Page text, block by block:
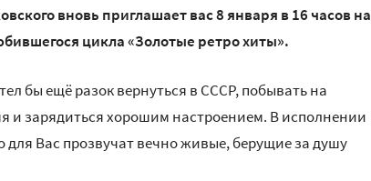
вновь приглашает вас 8 января в 16 часов на
цикла «Золотые ретро хиты».
бы ещё разок вернуться в СССР, побывать на
и зарядиться хорошим настроением. В исполнении
Вас прозвучат вечно живые, берущие за душу